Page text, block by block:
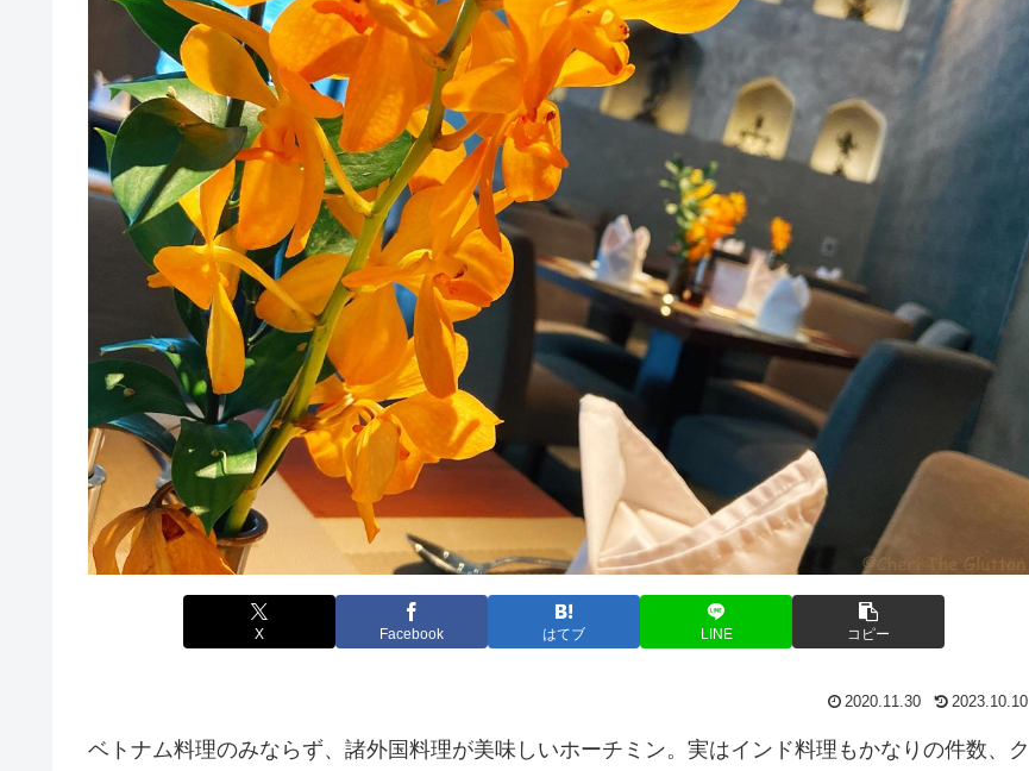
X Facebook はてブ LINE コピー
2020.11.30 2023.10.10
ベトナム料理のみならず、諸外国料理が美味しいホーチミン。実はインド料理もかなりの件数、ク